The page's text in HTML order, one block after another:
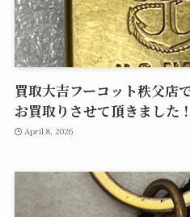
買取大吉フーコット秩父店
お買取りさせて頂きました！
April 8, 2026